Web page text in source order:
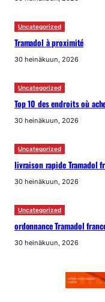
Uncategorized
Tramadol à proximité
30 heinäkuun, 2026
Uncategorized
Top 10 des endroits où
30 heinäkuun, 2026
Uncategorized
livraison rapide Tramadol
30 heinäkuun, 2026
Uncategorized
ordonnance Tramadol
30 heinäkuun, 2026